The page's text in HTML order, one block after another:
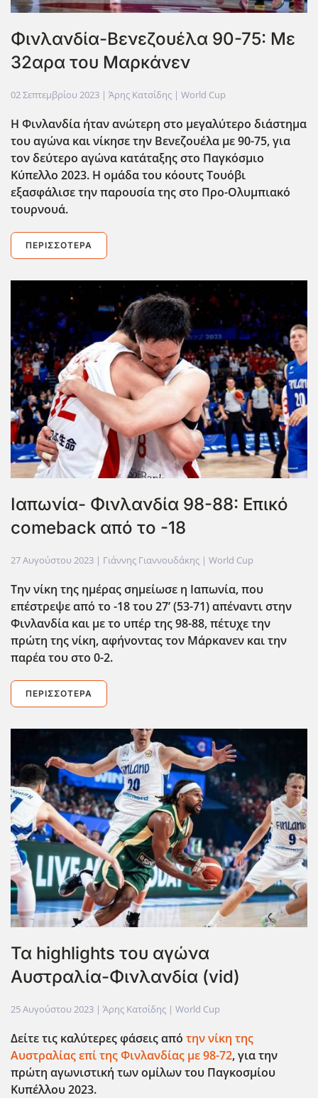
Φινλανδία-Βενεζουέλα 90-75: Με
32αρα του Μαρκάνεν
02 Σεπτεμβρίου 2023 | Άρης Κατσίδης | World Cup
Η Φινλανδία ήταν ανώτερη στο μεγαλύτερο διάστημα
του αγώνα και νίκησε την Βενεζουέλα με 90-75, για
τον δεύτερο αγώνα κατάταξης στο Παγκόσμιο
Κύπελλο 2023. H ομάδα του κόουτς Τουόβι
εξασφάλισε την παρουσία της στο Προ-Ολυμπιακό
τουρνουά.
ΠΕΡΙΣΣΌΤΕΡΑ
Ιαπωνία- Φινλανδία 98-88: Επικό
comeback από το -18
27 Αυγούστου 2023 | Γιάννης Γιαννουδάκης | World Cup
Την νίκη της ημέρας σημείωσε η Ιαπωνία, που
επέστρεψε από το -18 του 27’ (53-71) απέναντι στην
Φινλανδία και με το υπέρ της 98-88, πέτυχε την
πρώτη της νίκη, αφήνοντας τον Μάρκανεν και την
παρέα του στο 0-2.
ΠΕΡΙΣΣΌΤΕΡΑ
Τα highlights του αγώνα
Αυστραλία-Φινλανδία (vid)
25 Αυγούστου 2023 | Άρης Κατσίδης | World Cup
Δείτε τις καλύτερες φάσεις από την νίκη της
Αυστραλίας επί της Φινλανδίας με 98-72, για την
πρώτη αγωνιστική των ομίλων του Παγκοσμίου
Κυπέλλου 2023.